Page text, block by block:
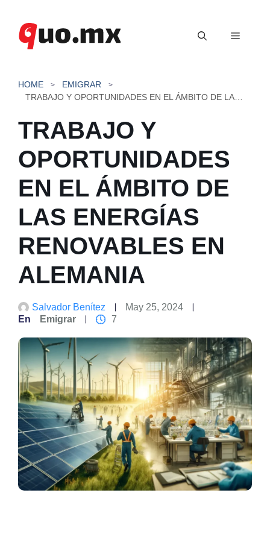
contenido
Menú
HOME
EMIGRAR
TRABAJO Y
OPORTUNIDADES
EN EL ÁMBITO DE
LAS ENERGÍAS
RENOVABLES EN
ALEMANIA
Salvador Benítez
May 25, 2024
En
Emigrar 7